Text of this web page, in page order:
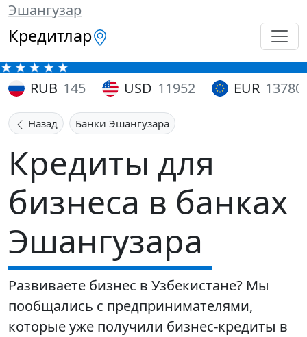
Эшангузар
Кредитлар
RUB 145 USD 11952 EUR 13780
Назад Банки Эшангузара
Кредиты для
бизнеса в банках
Эшангузара
Развиваете бизнес в Узбекистане? Мы
пообщались с предпринимателями,
которые уже получили бизнес-кредиты в